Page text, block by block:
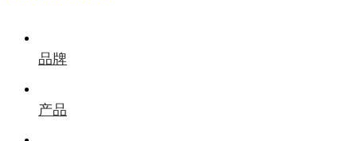
品牌
产品